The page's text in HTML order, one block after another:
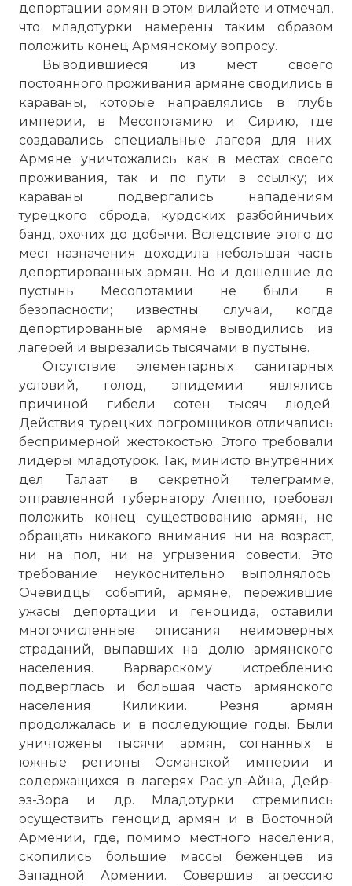
депортации армян в этом вилайете и отмечал,
что младотурки намерены таким образом
положить конец Армянскому вопросу.
Выводившиеся из мест своего
постоянного проживания армяне сводились в
караваны, которые направлялись в глубь
империи, в Месопотамию и Сирию, где
создавались специальные лагеря для них.
Армяне уничтожались как в местах своего
проживания, так и по пути в ссылку; их
караваны подвергались нападениям
турецкого сброда, курдских разбойничьих
банд, охочих до добычи. Вследствие этого до
мест назначения доходила небольшая часть
депортированных армян. Но и дошедшие до
пустынь Месопотамии не были в
безопасности; известны случаи, когда
депортированные армяне выводились из
лагерей и вырезались тысячами в пустыне.
Отсутствие элементарных санитарных
условий, голод, эпидемии являлись
причиной гибели сотен тысяч людей.
Действия турецких погромщиков отличались
беспримерной жестокостью. Этого требовали
лидеры младотурок. Так, министр внутренних
дел Талаат в секретной телеграмме,
отправленной губернатору Алеппо, требовал
положить конец существованию армян, не
обращать никакого внимания ни на возраст,
ни на пол, ни на угрызения совести. Это
требование неукоснительно выполнялось.
Очевидцы событий, армяне, пережившие
ужасы депортации и геноцида, оставили
многочисленные описания неимоверных
страданий, выпавших на долю армянского
населения. Варварскому истреблению
подверглась и большая часть армянского
населения Киликии. Резня армян
продолжалась и в последующие годы. Были
уничтожены тысячи армян, согнанных в
южные регионы Османской империи и
содержащихся в лагерях Рас-ул-Айна, Дейр-
эз-Зора и др. Младотурки стремились
осуществить геноцид армян и в Восточной
Армении, где, помимо местного населения,
скопились большие массы беженцев из
Западной Армении. Совершив агрессию